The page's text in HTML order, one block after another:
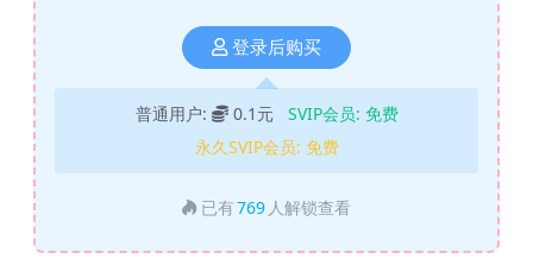
登录后购买
普通用户: 0.1元 SVIP会员: 免费
永久SVIP会员: 免费
已有769 人解锁查看